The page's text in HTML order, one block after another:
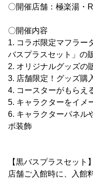
〇開催店舗：極楽湯・
〇開催内容
1. コラボ限定マフラー
バスプラスセット」の
2. オリジナルグッズの
3. 店舗限定！グッズ購
4. コースターがもらえ
5. キャラクターをイメ
6. キャラクターパネル
ボ装飾
【黒バスプラスセット】
店舗ご入館時に、入館